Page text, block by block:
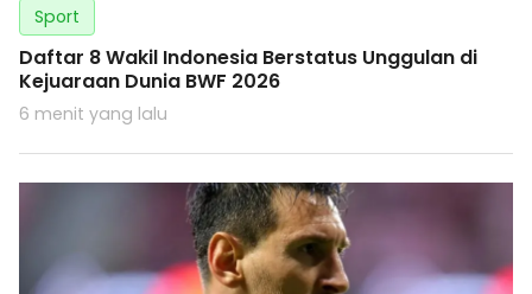
Sport
Daftar 8 Wakil Indonesia Berstatus Unggulan di
Kejuaraan Dunia BWF 2026
6 menit yang lalu